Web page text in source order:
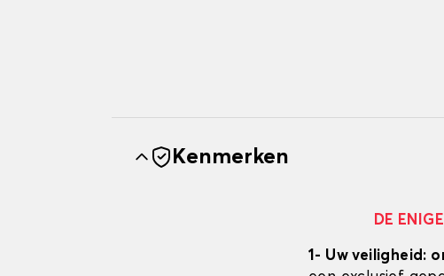
Kenmerken
DE
1- Uw veiligheid: